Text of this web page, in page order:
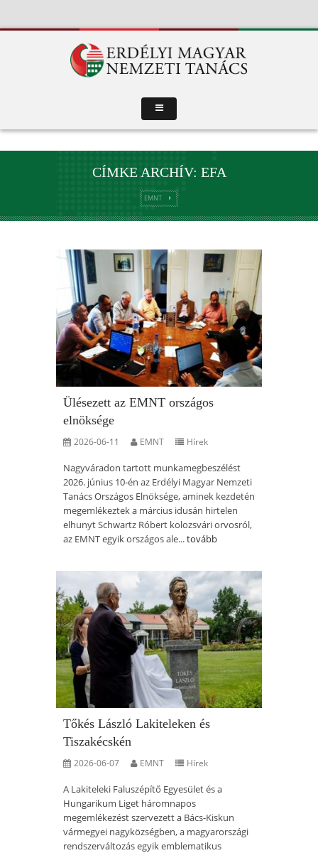
CÍMKE ARCHÍV: EFA
EMNT
Ülésezett az EMNT országos
elnöksége
2026-06-11 EMNT Hírek
Nagyváradon tartott munkamegbeszélést
2026. június 10-én az Erdélyi Magyar Nemzeti
Tanács Országos Elnöksége, aminek kezdetén
megemlékeztek a március idusán hirtelen
elhunyt Schwartz Róbert kolozsvári orvosról,
az EMNT egyik országos ale...tovább
Tőkés László Lakiteleken és
Tiszakécskén
2026-06-07 EMNT Hírek
A Lakiteleki Faluszépítő Egyesület és a
Hungarikum Liget háromnapos
megemlékezést szervezett a Bács-Kiskun
vármegyei nagyközségben, a magyarországi
rendszerváltozás egyik emblematikus